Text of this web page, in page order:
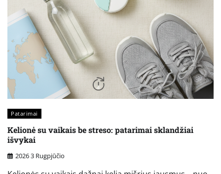
Patarimai
Kelionė su vaikais be streso: patarimai sklandžiai
išvykai
2026 3 Rugpjūčio